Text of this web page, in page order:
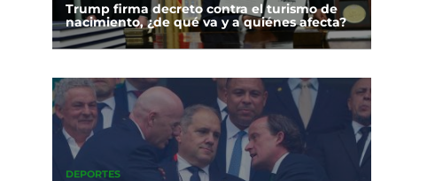
Trump firma decreto contra el turismo de
nacimiento, ¿de qué va y a quiénes afecta?
DEPORTES